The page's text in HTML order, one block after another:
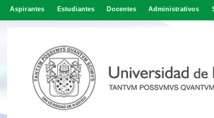
Aspirantes Estudiantes Docentes Administrativos